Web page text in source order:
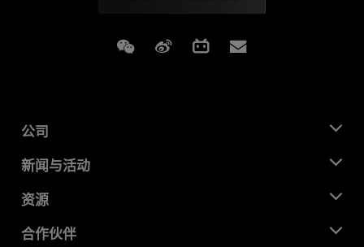
Weixin Weibo Bilibili
公司
关于 AMD
企业责任
就业机会
新闻与活动
新闻中心
媒体库
资源
开发中心
合作伙伴